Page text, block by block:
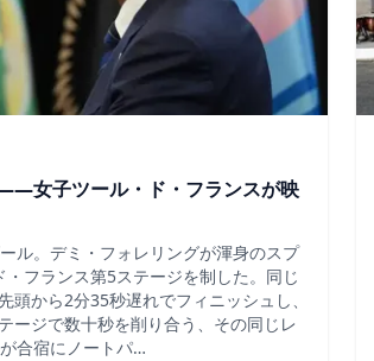
女子ツール・ド・フランスが映
ル。デミ・フォレリングが渾身のスプ
フランス第5ステージを制した。同じ
から2分35秒遅れでフィニッシュし、
ージで数十秒を削り合う、その同じレ
合宿にノートパ…